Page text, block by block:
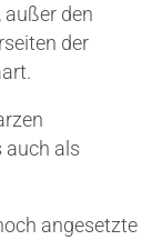
außer den
der
auch als
angesetzte